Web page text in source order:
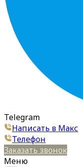
Telegram
Написать в Макс
Телефон
Заказать звонок
Меню